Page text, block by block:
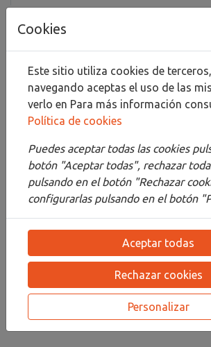
Adjuntos
Opiniones
El afilador de punta larga de dos
crea una punta larga y resistente
proceso de afilado de dos pasos. El
afila la madera y el segundo afila
núcleo de grafito, lo que resulta en
y afilada, resistente a las roturas.
Cada afilador presenta un diseño
acabado mate de goma para un
cuchillas de acero alemán de alta
capacidad para tres afilados nuevos
vaciarlo. Disponible en 3 colores:
Cookies
Este sitio utiliza cookies de
navegando aceptas el uso de las
verlo en Para más información
Política de cookies
Puedes aceptar todas las cookies
botón "Aceptar todas", rechazar
pulsando en el botón "Rechazar
configurarlas pulsando en el botón
Aceptar todas
Rechazar cookies
Personalizar